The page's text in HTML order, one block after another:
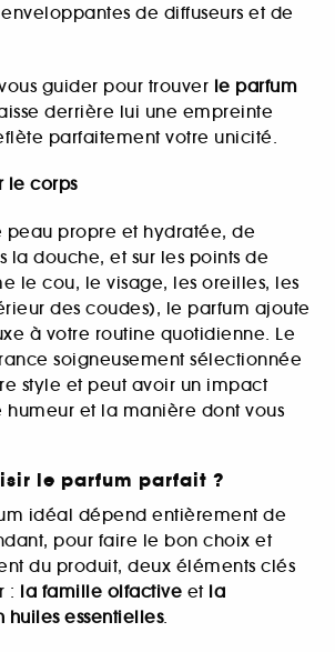
de diffuseurs et de
guider pour trouver le parfum
derrière lui une empreinte
parfaitement votre unicité.
le corps
peau propre et hydratée, de
la douche, et sur les points de
le cou, le visage, les oreilles, les
des coudes), le parfum ajoute
à votre routine quotidienne. Le
soigneusement sélectionnée
style et peut avoir un impact
humeur et la manière dont vous
le parfum parfait ?
idéal dépend entièrement de
pour faire le bon choix et
du produit, deux éléments clés
: la famille olfactive et la
essentielles.